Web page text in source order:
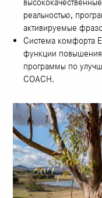
реальностью,
активируемые
Система комфорта
функции
программы по
COACH.